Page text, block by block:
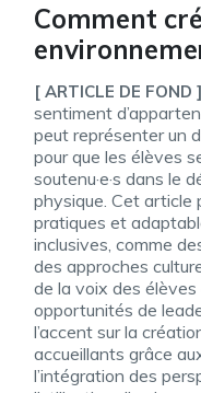
Comment
se sent
[ ARTICLE DE FOND ]
sentiment
peut représenter un
pour que les élèves
soutenu·e·s dans le
physique. Cet article
pratiques et
inclusives, comme
des approches
de la voix des
opportunités de
l’accent sur la
accueillants grâce
l’intégration des